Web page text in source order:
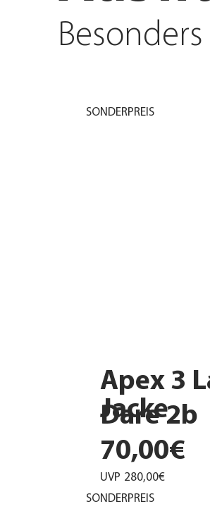
Apex 3
Jacke
Dare 2b
70,00€
UVP 280,00€
SONDERPREIS
SONDERPREIS